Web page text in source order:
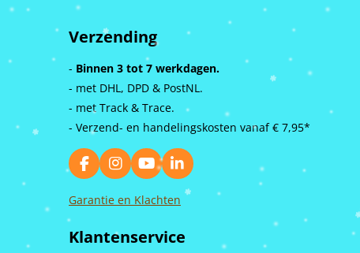
Verzending
- Binnen 3 tot 7 werkdagen.
- met DHL, DPD & PostNL.
- met Track & Trace.
- Verzend- en handelingskosten vanaf € 7,95*
F
a
c
o
I
n
s
g
Y
o
u
b
L
i
n
d
Garantie en Klachten
Klantenservice